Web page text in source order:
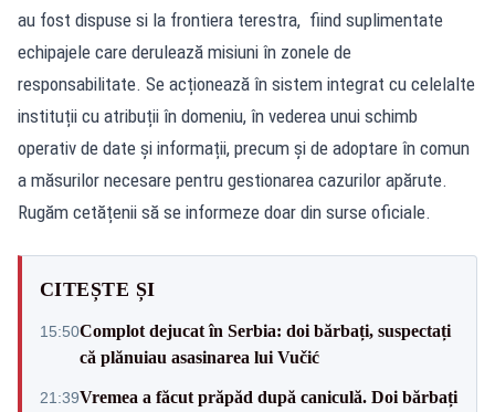
au fost dispuse si la frontiera terestra, fiind suplimentate
echipajele care derulează misiuni în zonele de
responsabilitate. Se acționează în sistem integrat cu celelalte
instituții cu atribuții în domeniu, în vederea unui schimb
operativ de date și informații, precum și de adoptare în comun
a măsurilor necesare pentru gestionarea cazurilor apărute.
Rugăm cetățenii să se informeze doar din surse oficiale.
CITEȘTE ȘI
15:50Complot dejucat în Serbia: doi bărbați, suspectați
că plănuiau asasinarea lui Vučić
21:39Vremea a făcut prăpăd după caniculă. Doi bărbați